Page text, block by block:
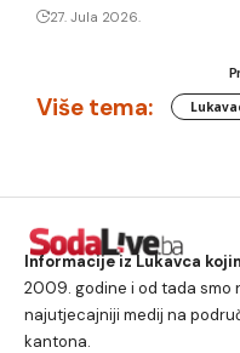
27. Jula 2026.
Više tema:
Informacije iz Lukavca
2009. godine i od tada smo
najutjecajniji medij na
kantona.